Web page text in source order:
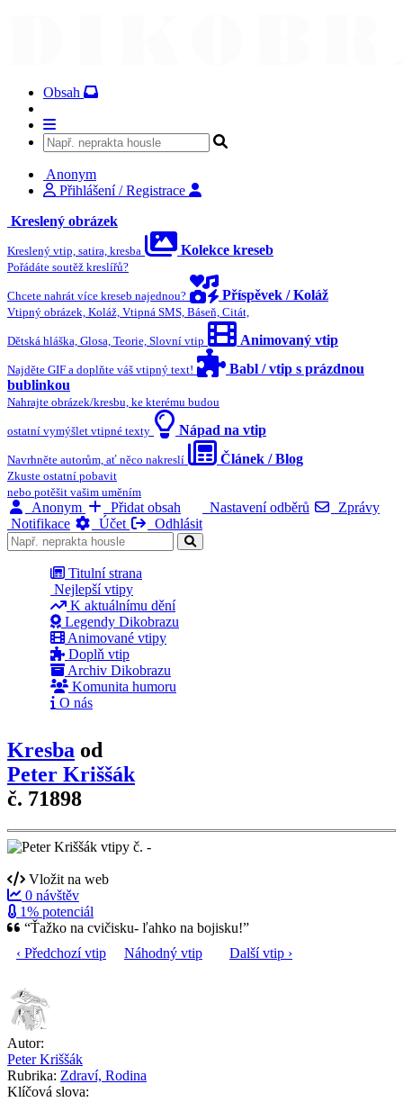
Obsah
Anonym
Přihlášení / Registrace
Kreslený obrázek
Kreslený vtip, satira, kresba Kolekce kreseb
Pořádáte soutěž kreslířů?
Chcete nahrát více kreseb najednou? Příspěvek / Koláž
Vtipný obrázek, Koláž, Vtipná SMS, Báseň, Citát,
Dětská hláška, Glosa, Teorie, Slovní vtip Animovaný vtip
Najděte GIF a doplňte váš vtipný text!
Babl / vtip s prázdnou
bublinkou
Nahrajte obrázek/kresbu, ke kterému budou
ostatní vymýšlet vtipné texty Nápad na vtip
Navrhněte autorům, ať něco nakreslí Článek / Blog
Zkuste ostatní pobavit
nebo potěšit vašim uměním
Anonym Přidat obsah Nastavení odběrů
Zprávy
Notifikace
Účet Odhlásit
Titulní strana
Nejlepší vtipy
K aktuálnímu dění
Legendy Dikobrazu
Animované vtipy
Doplň vtip
Archiv Dikobrazu
Komunita humoru
O nás
Kresba od
Peter Kriššák
č. 71898
Vložit na web
0 návštěv
1% potenciál
“Ťažko na cvičisku- ľahko na bojisku!”
‹ Předchozí vtip
Náhodný vtip Další vtip ›
Autor:
Peter Kriššák
Rubrika: Zdraví, Rodina
Klíčová slova: